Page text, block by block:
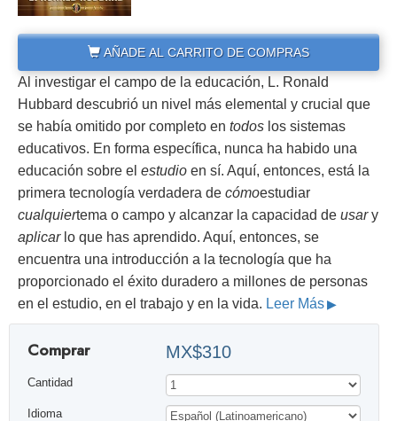
AÑADE AL CARRITO DE COMPRAS
Al investigar el campo de la educación, L. Ronald
Hubbard descubrió un nivel más elemental y crucial que
se había omitido por completo en todos los sistemas
educativos. En forma específica, nunca ha habido una
educación sobre el estudio en sí. Aquí, entonces, está la
primera tecnología verdadera de cómoestudiar
cualquiertema o campo y alcanzar la capacidad de usary
aplicarlo que has aprendido. Aquí, entonces, se
encuentra una introducción a la tecnología que ha
proporcionado el éxito duradero a millones de personas
en el estudio, en el trabajo y en la vida. Leer Más
Comprar MX$310
Cantidad
Idioma